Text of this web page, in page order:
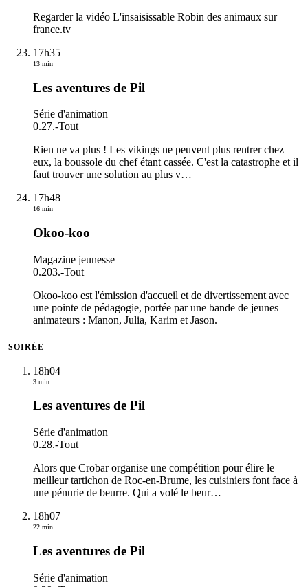
Regarder la vidéo L'insaisissable Robin des animaux sur
france.tv
17h35
13 min
Les aventures de Pil
Série d'animation
0.27.-Tout
Rien ne va plus ! Les vikings ne peuvent plus rentrer chez
eux, la boussole du chef étant cassée. C'est la catastrophe et il
faut trouver une solution au plus v…
17h48
16 min
Okoo-koo
Magazine jeunesse
0.203.-Tout
Okoo-koo est l'émission d'accueil et de divertissement avec
une pointe de pédagogie, portée par une bande de jeunes
animateurs : Manon, Julia, Karim et Jason.
SOIRÉE
18h04
3 min
Les aventures de Pil
Série d'animation
0.28.-Tout
Alors que Crobar organise une compétition pour élire le
meilleur tartichon de Roc-en-Brume, les cuisiniers font face à
une pénurie de beurre. Qui a volé le beur…
18h07
22 min
Les aventures de Pil
Série d'animation